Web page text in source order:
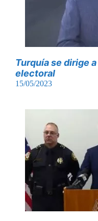
Turquía se dirige
electoral
15/05/2023